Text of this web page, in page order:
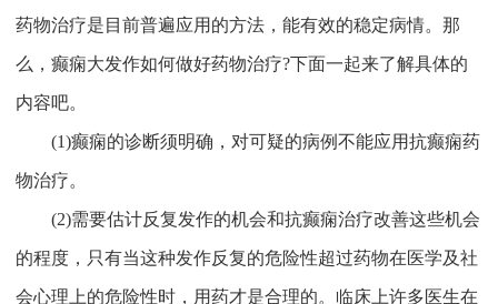
药物治疗是目前普遍应用的方法，能有效的稳定病情。那
么，癫痫大发作如何做好药物治疗?下面一起来了解具体的
内容吧。
(1)癫痫的诊断须明确，对可疑的病例不能应用抗癫痫药
物治疗。
(2)需要估计反复发作的机会和抗癫痫治疗改善这些机会
的程度，只有当这种发作反复的危险性超过药物在医学及社
会心理上的危险性时，用药才是合理的。临床上许多医生在